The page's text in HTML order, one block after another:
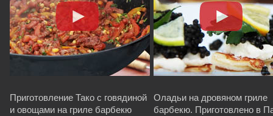
Приготовление Тако с говядиной
и овощами на гриле барбекю
Оладьи на дровяном гриле
барбекю. Приготовлено в